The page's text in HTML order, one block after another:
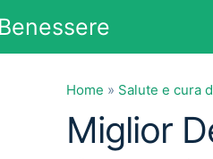
Home » Salute e cura
Miglior